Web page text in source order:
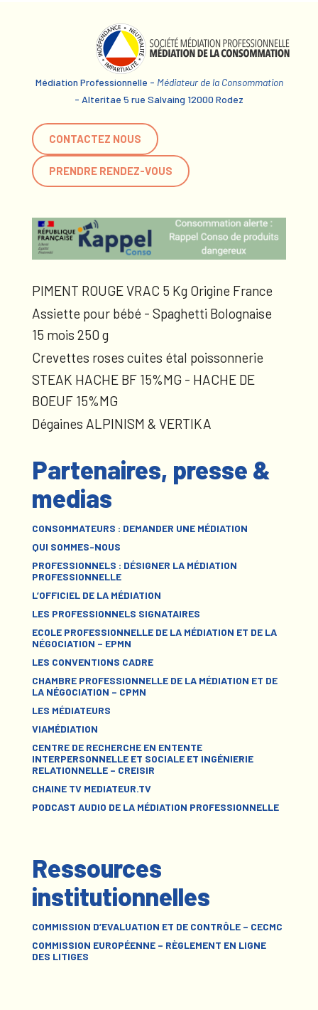
Médiation Professionnelle - Médiateur de la Consommation
- Alteritae 5 rue Salvaing 12000 Rodez
CONTACTEZ NOUS
PRENDRE RENDEZ-VOUS
PIMENT ROUGE VRAC 5 Kg Origine France
Assiette pour bébé - Spaghetti Bolognaise
15 mois 250 g
Crevettes roses cuites étal poissonnerie
STEAK HACHE BF 15%MG - HACHE DE
BOEUF 15%MG
Dégaines ALPINISM & VERTIKA
Partenaires, presse &
medias
CONSOMMATEURS : DEMANDER UNE MÉDIATION
QUI SOMMES-NOUS
PROFESSIONNELS : DÉSIGNER LA MÉDIATION
PROFESSIONNELLE
L’OFFICIEL DE LA MÉDIATION
LES PROFESSIONNELS SIGNATAIRES
ECOLE PROFESSIONNELLE DE LA MÉDIATION ET DE LA
NÉGOCIATION – EPMN
LES CONVENTIONS CADRE
CHAMBRE PROFESSIONNELLE DE LA MÉDIATION ET DE
LA NÉGOCIATION – CPMN
LES MÉDIATEURS
VIAMÉDIATION
CENTRE DE RECHERCHE EN ENTENTE
INTERPERSONNELLE ET SOCIALE ET INGÉNIERIE
RELATIONNELLE – CREISIR
CHAINE TV MEDIATEUR.TV
PODCAST AUDIO DE LA MÉDIATION PROFESSIONNELLE
Ressources
institutionnelles
COMMISSION D’EVALUATION ET DE CONTRÔLE – CECMC
COMMISSION EUROPÉENNE – RÈGLEMENT EN LIGNE
DES LITIGES